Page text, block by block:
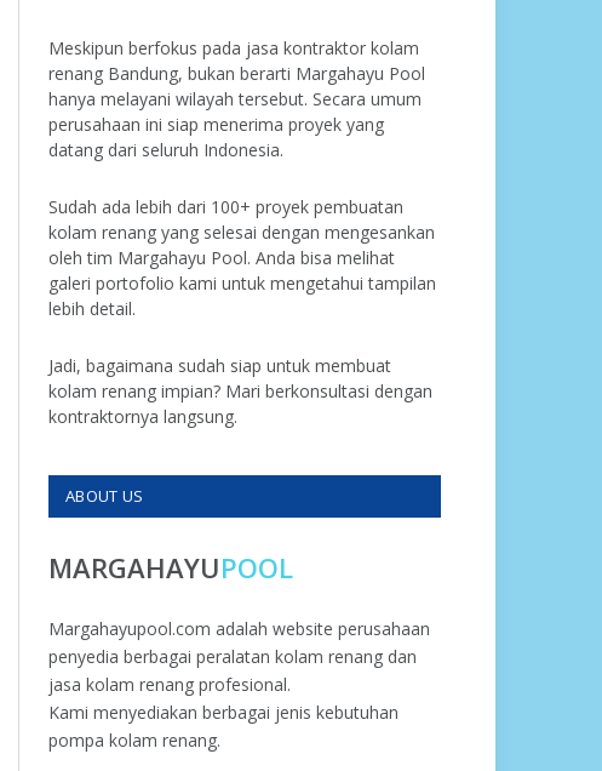
Meskipun berfokus pada jasa kontraktor kolam
renang Bandung, bukan berarti Margahayu Pool
hanya melayani wilayah tersebut. Secara umum
perusahaan ini siap menerima proyek yang
datang dari seluruh Indonesia.
Sudah ada lebih dari 100+ proyek pembuatan
kolam renang yang selesai dengan mengesankan
oleh tim Margahayu Pool. Anda bisa melihat
galeri portofolio kami untuk mengetahui tampilan
lebih detail.
Jadi, bagaimana sudah siap untuk membuat
kolam renang impian? Mari berkonsultasi dengan
kontraktornya langsung.
ABOUT US
MARGAHAYUPOOL
Margahayupool.com adalah website perusahaan
penyedia berbagai peralatan kolam renang dan
jasa kolam renang profesional.
Kami menyediakan berbagai jenis kebutuhan
pompa kolam renang.